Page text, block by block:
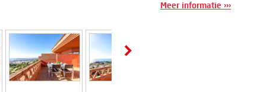
Meer informatie ›››